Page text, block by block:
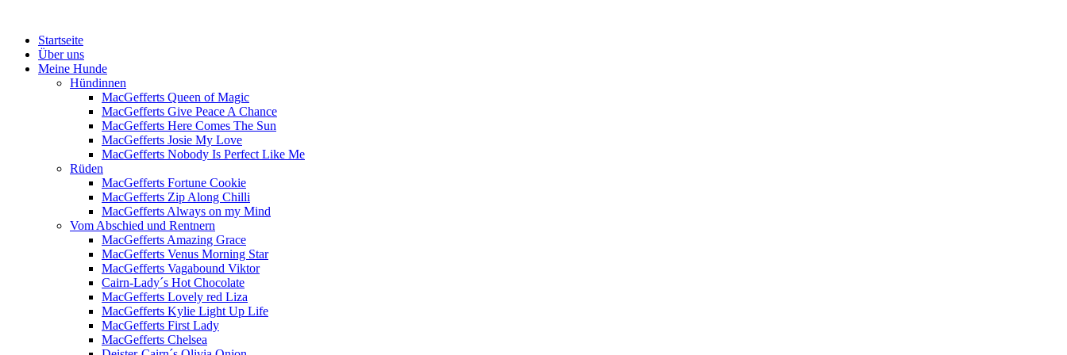
Menü
Zum
Inhalt
springen
Startseite
Über uns
Meine Hunde
Hündinnen
MacGefferts Queen of Magic
MacGefferts Give Peace A Chance
MacGefferts Here Comes The Sun
MacGefferts Josie My Love
MacGefferts Nobody Is Perfect Like Me
Rüden
MacGefferts Fortune Cookie
MacGefferts Zip Along Chilli
MacGefferts Always on my Mind
Vom Abschied und Rentnern
MacGefferts Amazing Grace
MacGefferts Venus Morning Star
MacGefferts Vagabound Viktor
Cairn-Lady´s Hot Chocolate
MacGefferts Lovely red Liza
MacGefferts Kylie Light Up Life
MacGefferts First Lady
MacGefferts Chelsea